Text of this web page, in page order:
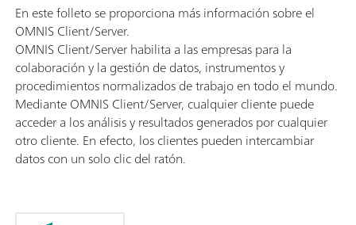
En este folleto se proporciona más información sobre el
OMNIS Client/Server.
OMNIS Client/Server habilita a las empresas para la
colaboración y la gestión de datos, instrumentos y
procedimientos normalizados de trabajo en todo el mundo.
Mediante OMNIS Client/Server, cualquier cliente puede
acceder a los análisis y resultados generados por cualquier
otro cliente. En efecto, los clientes pueden intercambiar
datos con un solo clic del ratón.